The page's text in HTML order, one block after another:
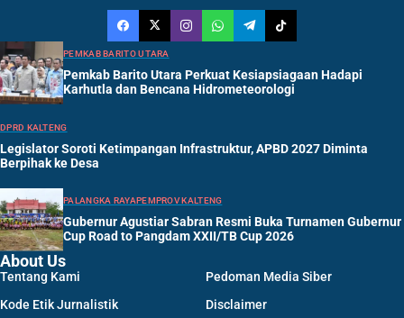
PEMKAB BARITO UTARA
Pemkab Barito Utara Perkuat Kesiapsiagaan Hadapi
Karhutla dan Bencana Hidrometeorologi
DPRD KALTENG
Legislator Soroti Ketimpangan Infrastruktur, APBD 2027 Diminta
Berpihak ke Desa
PALANGKA RAYAPEMPROV KALTENG
Gubernur Agustiar Sabran Resmi Buka Turnamen Gubernur
Cup Road to Pangdam XXII/TB Cup 2026
About Us
Tentang Kami
Pedoman Media Siber
Kode Etik Jurnalistik
Disclaimer